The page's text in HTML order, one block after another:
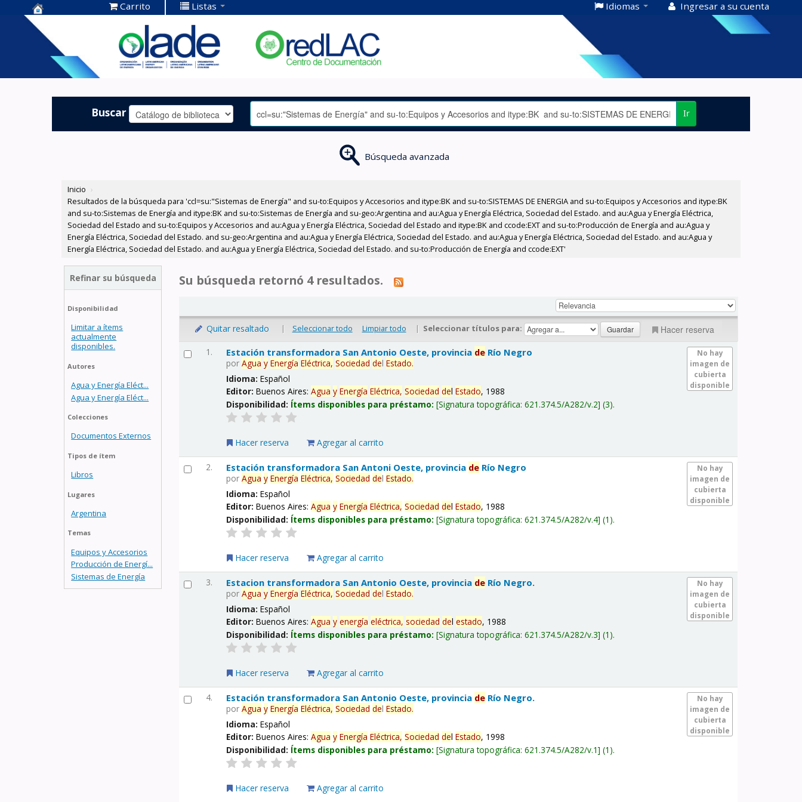
Centro de
Documentación
OLADE -
Carrito Listas Idiomas Ingresar a su cuenta
Buscar Ir
Búsqueda avanzada
Inicio ›
Resultados de la búsqueda para 'ccl=su:"Sistemas de Energía" and su-to:Equipos y Accesorios and itype:BK and su-to:SISTEMAS DE ENERGIA and su-to:Equipos y Accesorios and itype:BK
and su-to:Sistemas de Energía and itype:BK and su-to:Sistemas de Energía and su-geo:Argentina and au:Agua y Energía Eléctrica, Sociedad del Estado. and au:Agua y Energía Eléctrica,
Sociedad del Estado and su-to:Equipos y Accesorios and au:Agua y Energía Eléctrica, Sociedad del Estado and itype:BK and ccode:EXT and su-to:Producción de Energía and au:Agua y
Energía Eléctrica, Sociedad del Estado. and su-geo:Argentina and au:Agua y Energía Eléctrica, Sociedad del Estado. and au:Agua y Energía Eléctrica, Sociedad del Estado. and au:Agua y
Energía Eléctrica, Sociedad del Estado. and au:Agua y Energía Eléctrica, Sociedad del Estado. and su-to:Producción de Energía and ccode:EXT'
Refinar su búsqueda
Disponibilidad
Limitar a ítems
actualmente
disponibles.
Autores
Agua y Energía Eléct...
Agua y Energía Eléct...
Colecciones
Documentos Externos
Tipos de ítem
Libros
Lugares
Argentina
Temas
Equipos y Accesorios
Producción de Energí...
Sistemas de Energía
Su búsqueda retornó 4 resultados.
Quitar resaltado | Seleccionar todo Limpiar todo | Seleccionar títulos para: Hacer reserva
1.
No hay
imagen de
cubierta
disponible
Estación transformadora San Antonio Oeste, provincia de Río Negro
porAgua y Energía Eléctrica, Sociedad delEstado.
Idioma:Español
Editor:Buenos Aires:Agua y Energía Eléctrica, Sociedad delEstado, 1988
Disponibilidad: Ítems disponibles para préstamo: Signatura topográfica:621.374.5/A282/v.2 (3).
Hacer reserva Agregar al carrito
2.
No hay
imagen de
cubierta
disponible
Estación transformadora San Antoni Oeste, provincia de Río Negro
porAgua y Energía Eléctrica, Sociedad delEstado.
Idioma:Español
Editor:Buenos Aires:Agua y Energía Eléctrica, Sociedad delEstado, 1988
Disponibilidad: Ítems disponibles para préstamo: Signatura topográfica:621.374.5/A282/v.4 (1).
Hacer reserva Agregar al carrito
3.
No hay
imagen de
cubierta
disponible
Estacion transformadora San Antonio Oeste, provincia de Río Negro.
porAgua y Energía Eléctrica, Sociedad delEstado.
Idioma:Español
Editor:Buenos Aires:Agua y energía eléctrica, sociedad delestado, 1988
Disponibilidad: Ítems disponibles para préstamo: Signatura topográfica:621.374.5/A282/v.3 (1).
Hacer reserva Agregar al carrito
4.
No hay
imagen de
cubierta
disponible
Estación transformadora San Antonio Oeste, provincia de Río Negro.
porAgua y Energía Eléctrica, Sociedad delEstado.
Idioma:Español
Editor:Buenos Aires:Agua y Energía Eléctrica, Sociedad delEstado, 1998
Disponibilidad: Ítems disponibles para préstamo: Signatura topográfica:621.374.5/A282/v.1 (1).
Hacer reserva Agregar al carrito